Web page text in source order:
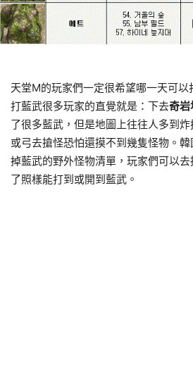
天堂M的玩家們一定很希望哪一天可以
打藍武很多玩家的直覺就是：下去奇岩
了很多藍武，但是地圖上往往人多到
或弓去搶怪恐怕還摸不到幾隻怪物。
掉藍武的野外怪物清單，玩家們可以
了照樣能打到或開到藍武。